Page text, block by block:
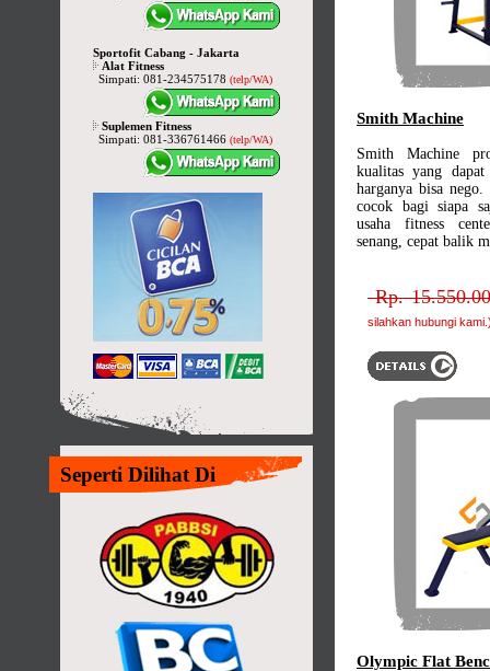
Sportofit Cabang - Jakarta
Alat Fitness
Simpati: 081-234575178 (telp/WA)
Suplemen Fitness
Simpati: 081-336761466 (telp/WA)
Seperti Dilihat Di
Smith Machine
Smith Machine
kualitas yang
harganya bisa nego.
cocok bagi siapa
usaha fitness
senang, cepat balik
Rp.
silahkan hubungi
Olympic Flat